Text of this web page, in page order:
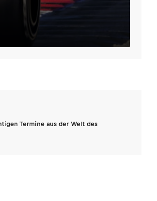
Termine aus der Welt des